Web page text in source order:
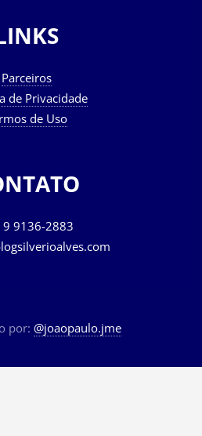
Parceiros
de Privacidade
de Uso
9 9136-2883
por: @joaopaulo.jme